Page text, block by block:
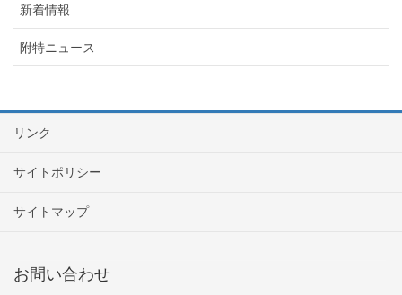
新着情報
附特ニュース
リンク
サイトポリシー
サイトマップ
お問い合わせ